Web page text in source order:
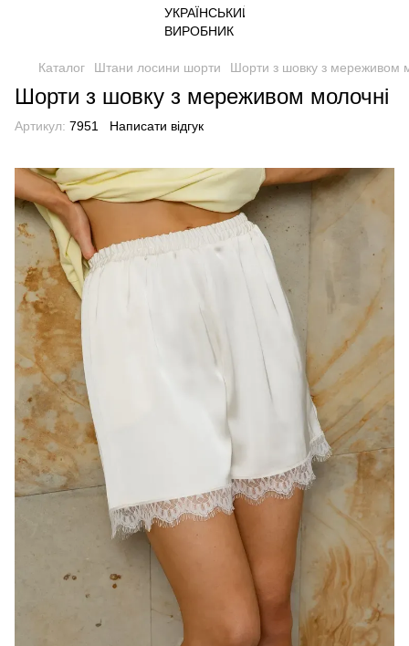
Каталог Штани лосини шорти Шорти з шовку з мереживом
Шорти з шовку з мереживом молочні
Артикул: 7951 Написати відгук